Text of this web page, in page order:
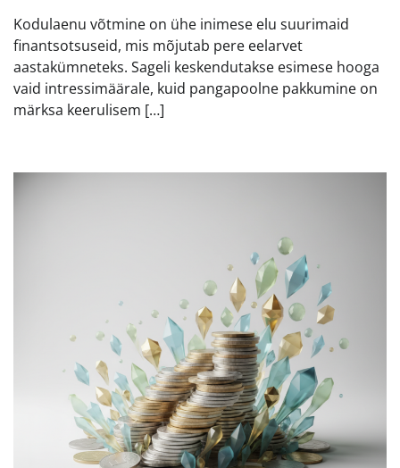
Kodulaenu võtmine on ühe inimese elu suurimaid
finantsotsuseid, mis mõjutab pere eelarvet
aastakümneteks. Sageli keskendutakse esimese hooga
vaid intressimäärale, kuid pangapoolne pakkumine on
märksa keerulisem […]